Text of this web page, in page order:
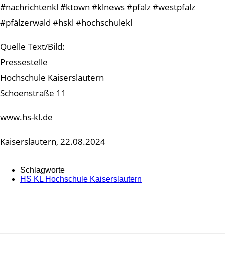
#nachrichtenkl #ktown #klnews #pfalz #westpfalz
#pfälzerwald #hskl #hochschulekl
Quelle Text/Bild:
Pressestelle
Hochschule Kaiserslautern
Schoenstraße 11
www.hs-kl.de
Kaiserslautern, 22.08.2024
Schlagworte
HS KL Hochschule Kaiserslautern